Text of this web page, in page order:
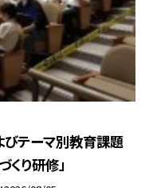
びテーマ別教育課題
り研修」